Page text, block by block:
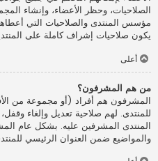
الصلاحيات، وحظر الأعضاء، وإنشاء
مؤسس المنتدى والصلاحيات التي
يكون صلاحيات إشراف كاملة على
أعلى
من هم المشرفون؟
المشرفون هم أفراد (أو مجموعة من
للمنتدى. لهم صلاحية تعديل وإلغاء
المنتدى المشرفين عليه. بشكل عام
والمواضيع ضمن العنوان الرئيسي